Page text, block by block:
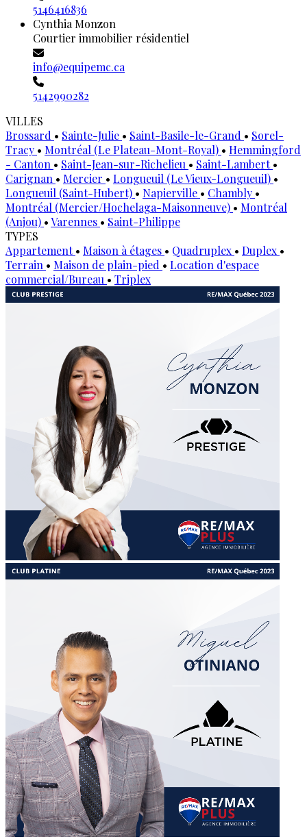
5146416836
Cynthia Monzon
Courtier immobilier résidentiel
info@equipemc.ca
5142990282
VILLES
Brossard • Sainte-Julie • Saint-Basile-le-Grand • Sorel-
Tracy • Montréal (Le Plateau-Mont-Royal) • Hemmingford
- Canton • Saint-Jean-sur-Richelieu • Saint-Lambert•
Carignan • Mercier • Longueuil (Le Vieux-Longueuil) •
Longueuil (Saint-Hubert) • Napierville • Chambly •
Montréal (Mercier/Hochelaga-Maisonneuve) • Montréal
(Anjou) •Varennes • Saint-Philippe
TYPES
Appartement• Maison à étages • Quadruplex • Duplex •
Terrain • Maison de plain-pied • Location d'espace
commercial/Bureau • Triplex